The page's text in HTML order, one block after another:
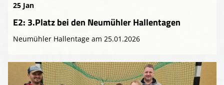
25 Jan
E2: 3.Platz bei den Neumühler Hallentagen
Neumühler Hallentage am 25.01.2026